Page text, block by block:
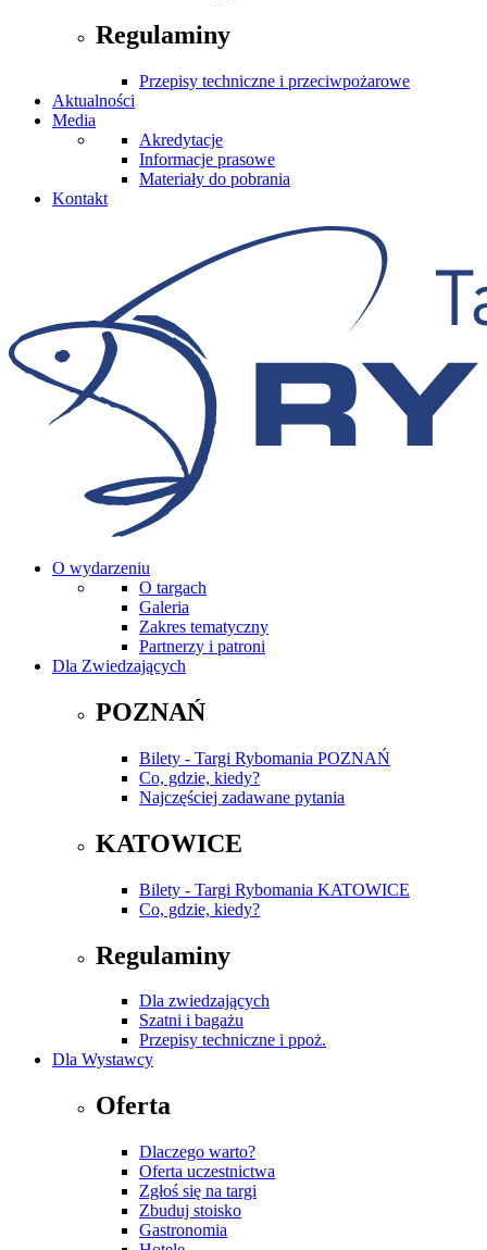
Regulaminy
Przepisy techniczne i przeciwpożarowe
Aktualności
Media
Akredytacje
Informacje prasowe
Materiały do pobrania
Kontakt
O wydarzeniu
O targach
Galeria
Zakres tematyczny
Partnerzy i patroni
Dla Zwiedzających
POZNAŃ
Bilety - Targi Rybomania POZNAŃ
Co, gdzie, kiedy?
Najczęściej zadawane pytania
KATOWICE
Bilety - Targi Rybomania KATOWICE
Co, gdzie, kiedy?
Regulaminy
Dla zwiedzających
Szatni i bagażu
Przepisy techniczne i ppoż.
Dla Wystawcy
Oferta
Dlaczego warto?
Oferta uczestnictwa
Zgłoś się na targi
Zbuduj stoisko
Gastronomia